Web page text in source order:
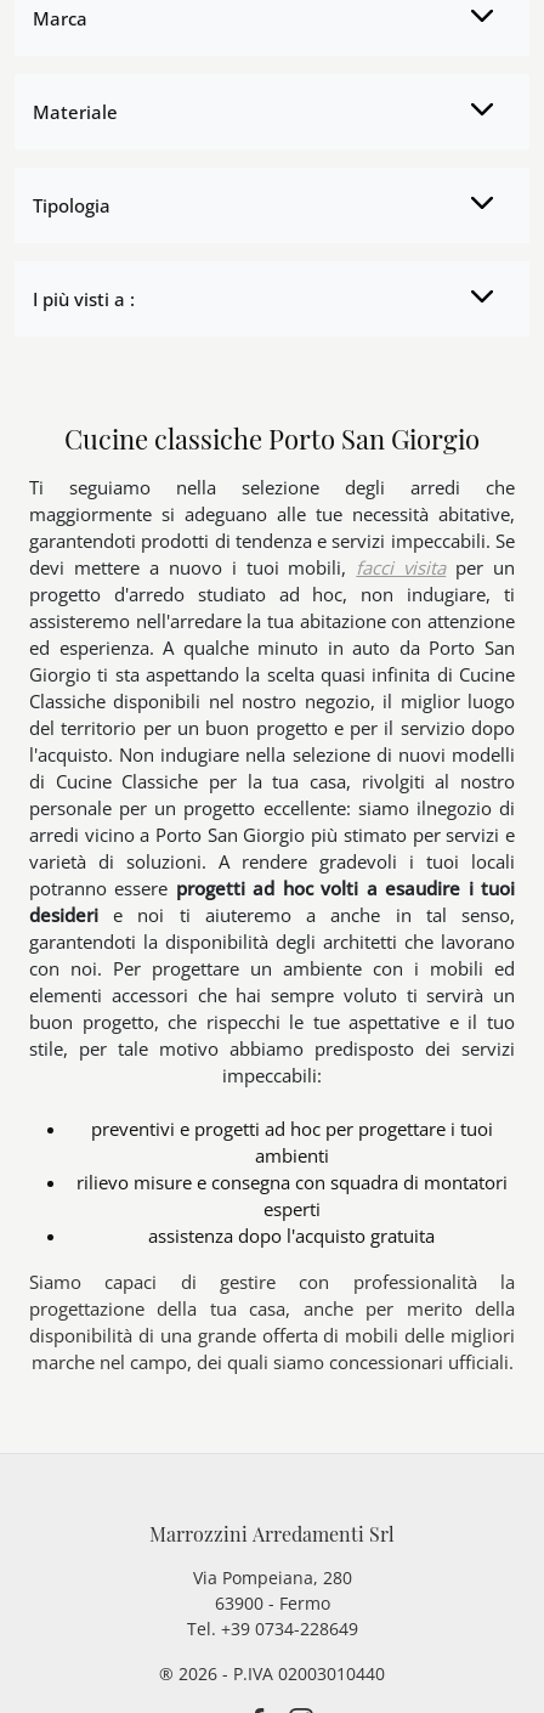
Marca
Materiale
Tipologia
I più visti a :
Cucine classiche Porto San Giorgio
Ti seguiamo nella selezione degli arredi che
maggiormente si adeguano alle tue necessità abitative,
garantendoti prodotti di tendenza e servizi impeccabili. Se
devi mettere a nuovo i tuoi mobili, facci visitaper un
progetto d'arredo studiato ad hoc, non indugiare, ti
assisteremo nell'arredare la tua abitazione con attenzione
ed esperienza. A qualche minuto in auto da Porto San
Giorgio ti sta aspettando la scelta quasi infinita di Cucine
Classiche disponibili nel nostro negozio, il miglior luogo
del territorio per un buon progetto e per il servizio dopo
l'acquisto. Non indugiare nella selezione di nuovi modelli
di Cucine Classiche per la tua casa, rivolgiti al nostro
personale per un progetto eccellente: siamo ilnegozio di
arredi vicino a Porto San Giorgio più stimato per servizi e
varietà di soluzioni. A rendere gradevoli i tuoi locali
potranno essere progetti ad hoc volti a esaudire i tuoi
desideri e noi ti aiuteremo a anche in tal senso,
garantendoti la disponibilità degli architetti che lavorano
con noi. Per progettare un ambiente con i mobili ed
elementi accessori che hai sempre voluto ti servirà un
buon progetto, che rispecchi le tue aspettative e il tuo
stile, per tale motivo abbiamo predisposto dei servizi
impeccabili:
preventivi e progetti ad hoc per progettare i tuoi
ambienti
rilievo misure e consegna con squadra di montatori
esperti
assistenza dopo l'acquisto gratuita
Siamo capaci di gestire con professionalità la
progettazione della tua casa, anche per merito della
disponibilità di una grande offerta di mobili delle migliori
marche nel campo, dei quali siamo concessionari ufficiali.
Marrozzini Arredamenti Srl
Via Pompeiana, 280
63900 - Fermo
Tel. +39 0734-228649
® 2026 - P.IVA 02003010440